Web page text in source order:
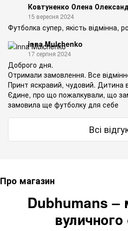
Ковтуненко Олена
15 вересня 2024
Футболка супер, якість відмінна,
inna Mulchenko
17 серпня 2024
Доброго дня.
Отримали замовлення. Все
Принт яскравий, чудовий. Дитина
Єдине, про що пожалкували, що
замовила ще футболку для себе
Всі
Про магазин
Dubhumans –
вуличного